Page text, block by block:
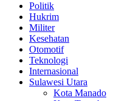
Politik
Hukrim
Militer
Kesehatan
Otomotif
Teknologi
Internasional
Sulawesi Utara
Kota Manado